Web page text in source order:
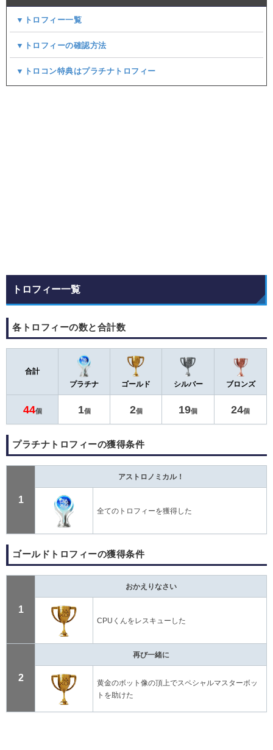
▼トロフィー一覧
▼トロフィーの確認方法
▼トロコン特典はプラチナトロフィー
トロフィー一覧
各トロフィーの数と合計数
合計
プラチナ ゴールド シルバー ブロンズ
44個 1個 2個 19個 24個
プラチナトロフィーの獲得条件
1
アストロノミカル！
全てのトロフィーを獲得した
ゴールドトロフィーの獲得条件
1
おかえりなさい
CPUくんをレスキューした
2
再び一緒に
黄金のボット像の頂上でスペシャルマスターボッ
トを助けた